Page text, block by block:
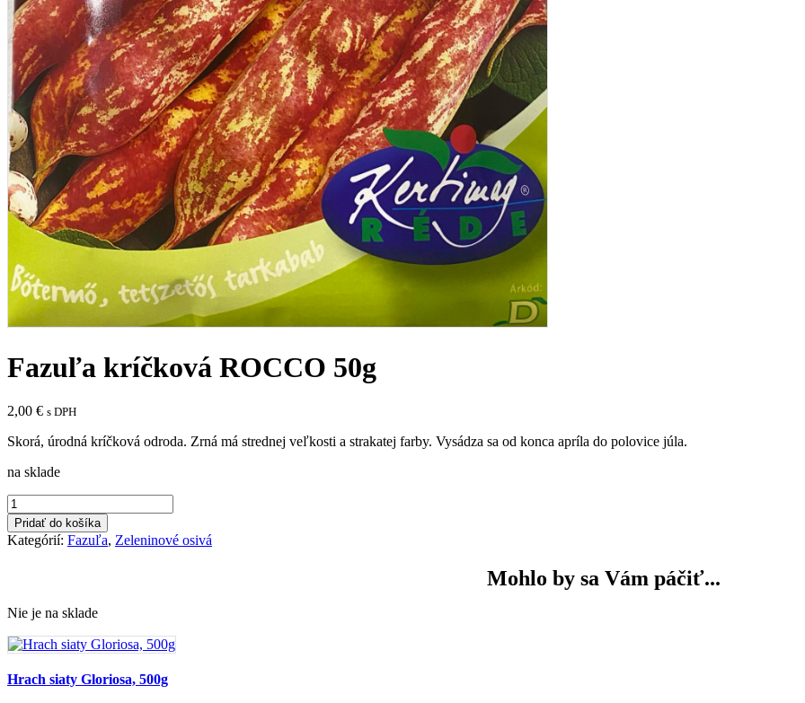
Fazuľa kríčková ROCCO 50g
2,00 € s DPH
Skorá, úrodná kríčková odroda. Zrná má strednej veľkosti a strakatej farby. Vysádza sa od konca apríla do polovice júla.
na sklade
množstvo
Fazuľa
kríčková
ROCCO
Pridať do košíka
Kategórií: Fazuľa, Zeleninové osivá
Mohlo by sa Vám páčiť...
Nie je na sklade
Hrach siaty Gloriosa, 500g